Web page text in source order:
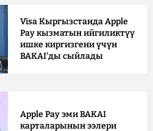
Visa Кыргызстанда Apple
Pay кызматын ийгиликтүү
ишке киргизгени үчүн
BAKAI'ды сыйлады
Apple Pay эми BAKAI
карталарынын ээлери